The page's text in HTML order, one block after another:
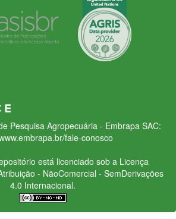
Pesquisa Agropecuária - Embrapa SAC:
fale-conosco
está licenciado sob a Licença
- NãoComercial - SemDerivações
4.0 Internacional.